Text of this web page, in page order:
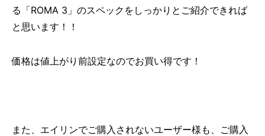
る「ROMA 3」のスペックをしっかりとご紹介できれば
と思います！！
価格は値上がり前設定なのでお買い得です！
また、エイリンでご購入されないユーザー様も、ご購入